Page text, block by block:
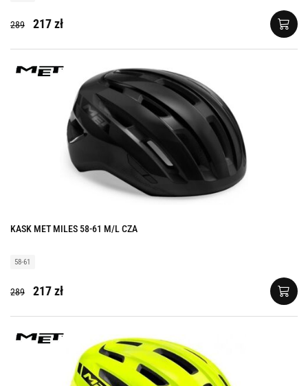
289 217 zł
KASK MET MILES 58-61 M/L CZA
58-61
289 217 zł